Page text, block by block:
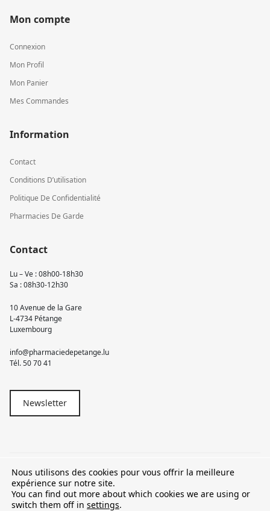
Mon compte
Connexion
Mon Profil
Mon Panier
Mes Commandes
Information
Contact
Conditions D’utilisation
Politique De Confidentialité
Pharmacies De Garde
Contact
Lu – Ve : 08h00-18h30
Sa : 08h30-12h30
10 Avenue de la Gare
L-4734 Pétange
Luxembourg
info@pharmaciedepetange.lu
Tél.50 70 41
Newsletter
© 2026 Pharmacie Pétange
TVA LU15581262
Nous utilisons des cookies pour vous offrir la meilleure
expérience sur notre site.
You can find out more about which cookies we are using or
switch them off in settings.